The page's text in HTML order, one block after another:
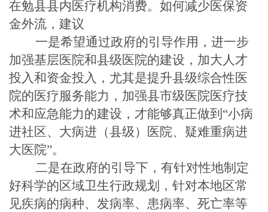
在勉县县内医疗机构消费。如何减少医保资
金外流，建议
一是希望通过政府的引导作用，进一步
加强基层医院和县级医院的建设，加大人才
投入和资金投入，尤其是提升县级综合性医
院的医疗服务能力，加强县市级医院医疗技
术和应急能力的建设，才能够真正做到 “小病
进社区、大病进（县级）医院、疑难重病进
大医院”。
二是在政府的引导下，有针对性地制定
好科学的区域卫生行政规划，针对本地区常
见疾病的病种、发病率、患病率、死亡率等